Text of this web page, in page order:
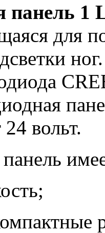
панель 1
для
вольт.